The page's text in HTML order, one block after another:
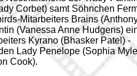
Corbet) samt Söhnchen
Mitarbeiters Brains
(Vanessa Anne Hudgens)
Kyrano (Bhasker Patel) -
Lady Penelope (Sophia
Cook).